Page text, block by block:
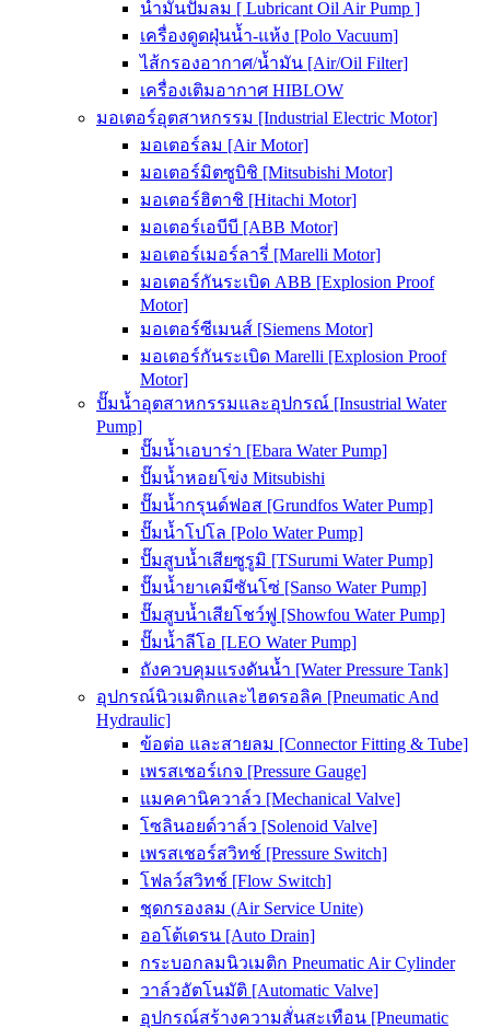
น้ำมันปั๊มลม [ Lubricant Oil Air Pump ]
เครื่องดูดฝุ่นน้ำ-แห้ง [Polo Vacuum]
ไส้กรองอากาศ/น้ำมัน [Air/Oil Filter]
เครื่องเติมอากาศ HIBLOW
มอเตอร์อุตสาหกรรม [Industrial Electric Motor]
มอเตอร์ลม [Air Motor]
มอเตอร์มิตซูบิชิ [Mitsubishi Motor]
มอเตอร์ฮิตาชิ [Hitachi Motor]
มอเตอร์เอบีบี [ABB Motor]
มอเตอร์เมอร์ลารี่ [Marelli Motor]
มอเตอร์กันระเบิด ABB [Explosion Proof
Motor]
มอเตอร์ซีเมนส์ [Siemens Motor]
มอเตอร์กันระเบิด Marelli [Explosion Proof
Motor]
ปั๊มน้ำอุตสาหกรรมและอุปกรณ์ [Insustrial Water
Pump]
ปั๊มน้ำเอบาร่า [Ebara Water Pump]
ปั๊มน้ำหอยโข่ง Mitsubishi
ปั๊มน้ำกรุนด์ฟอส [Grundfos Water Pump]
ปั๊มน้ำโปโล [Polo Water Pump]
ปั๊มสูบน้ำเสียซูรูมิ [TSurumi Water Pump]
ปั๊มน้ำยาเคมีซันโซ่ [Sanso Water Pump]
ปั๊มสูบน้ำเสียโชว์ฟู [Showfou Water Pump]
ปั๊มน้ำลีโอ [LEO Water Pump]
ถังควบคุมแรงดันน้ำ [Water Pressure Tank]
อุปกรณ์นิวเมติกและไฮดรอลิค [Pneumatic And
Hydraulic]
ข้อต่อ และสายลม [Connector Fitting & Tube]
เพรสเชอร์เกจ [Pressure Gauge]
แมคคานิควาล์ว [Mechanical Valve]
โซลินอยด์วาล์ว [Solenoid Valve]
เพรสเชอร์สวิทช์ [Pressure Switch]
โฟลว์สวิทช์ [Flow Switch]
ชุดกรองลม (Air Service Unite)
ออโต้เดรน [Auto Drain]
กระบอกลมนิวเมติก Pneumatic Air Cylinder
วาล์วอัตโนมัติ [Automatic Valve]
อุปกรณ์สร้างความสั่นสะเทือน [Pneumatic